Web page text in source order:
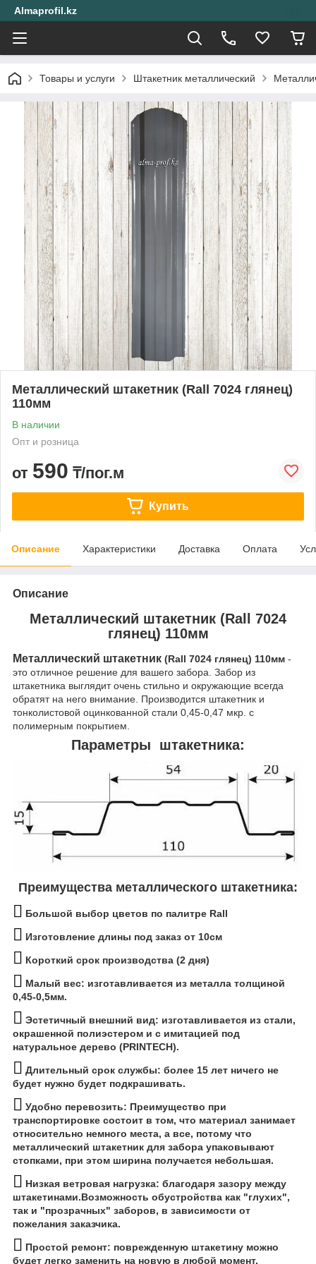
Almaprofil.kz
Товары и услуги Штакетник металлический
Металлический штакетник (Rall 7024 глянец)
110мм
В наличии
Опт и розница
от 590 ₸/пог.м
Купить
Описание Характеристики Доставка Оплата
Описание
Металлический штакетник (Rall 7024
глянец) 110мм
Металлический штакетник (Rall 7024 глянец) 110мм -
это отличное решение для вашего забора. Забор из
штакетника выглядит очень стильно и окружающие всегда
обратят на него внимание. Производится штакетник и
тонколистовой оцинкованной стали 0,45-0,47 мкр. с
полимерным покрытием.
Параметры штакетника:
Преимущества металлического штакетника:
Большой выбор цветов по палитре Rall
Изготовление длины под заказ от 10см
Короткий срок производства (2 дня)
Малый вес: изготавливается из металла толщиной
0,45-0,5мм.
Эстетичный внешний вид: изготавливается из стали,
окрашенной полиэстером и с имитацией под
натуральное дерево (PRINTECH).
Длительный срок службы: более 15 лет ничего не
будет нужно будет подкрашивать.
Удобно перевозить: Преимущество при
транспортировке состоит в том, что материал занимает
относительно немного места, а все, потому что
металлический штакетник для забора упаковывают
стопками, при этом ширина получается небольшая.
Низкая ветровая нагрузка: благодаря зазору между
штакетинами.Возможность обустройства как "глухих",
так и "прозрачных" заборов, в зависимости от
пожелания заказчика.
Простой ремонт: поврежденную штакетину можно
будет легко заменить на новую в любой момент.